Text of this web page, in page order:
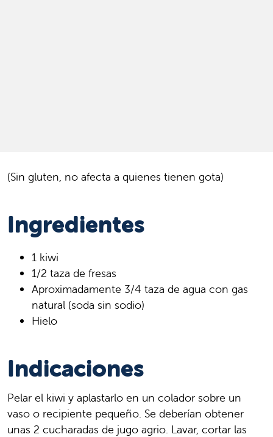
(Sin gluten, no afecta a quienes tienen gota)
Ingredientes
1 kiwi
1/2 taza de fresas
Aproximadamente 3/4 taza de agua con gas
natural (soda sin sodio)
Hielo
Indicaciones
Pelar el kiwi y aplastarlo en un colador sobre un
vaso o recipiente pequeño. Se deberían obtener
unas 2 cucharadas de jugo agrio. Lavar, cortar las